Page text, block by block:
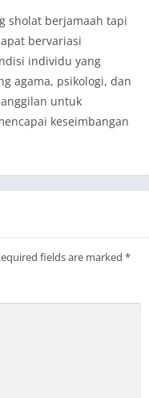
sholat berjamaah tapi
bervariasi
individu yang
agama, psikologi, dan
untuk
keseimbangan
fields are marked *